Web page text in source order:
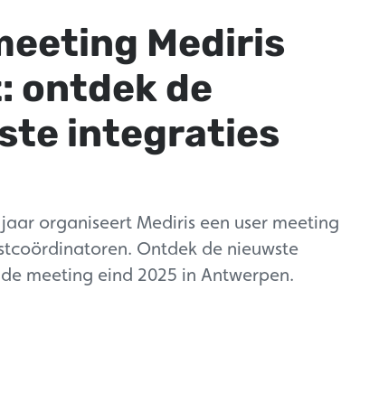
Mediris
ontdek de
integraties
organiseert Mediris een user meeting
Ontdek de nieuwste
meeting eind 2025 in Antwerpen.